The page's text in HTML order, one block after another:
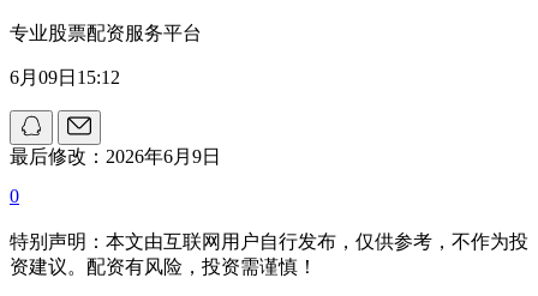
专业股票配资服务平台
6月09日15:12
最后修改：2026年6月9日
0
特别声明：本文由互联网用户自行发布，仅供参考，不作为投
资建议。配资有风险，投资需谨慎！